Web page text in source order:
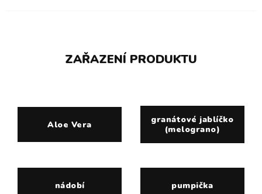
ZAŘAZENÍ PRODUKTU
Aloe Vera
granátové jablíčko
(melograno)
nádobí pumpička